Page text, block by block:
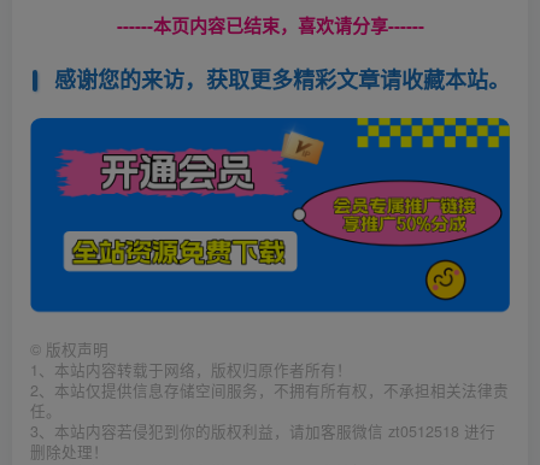
------本页内容已结束，喜欢请分享------
感谢您的来访，获取更多精彩文章请收藏本站。
© 版权声明
1、本站内容转载于网络，版权归原作者所有！
2、本站仅提供信息存储空间服务，不拥有所有权，不承担相关法律责
任。
3、本站内容若侵犯到你的版权利益，请加客服微信 zt0512518 进行
删除处理！